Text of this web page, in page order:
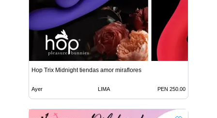
Hop Trix Midnight tiendas amor miraflores
Ayer LIMA PEN 250.00